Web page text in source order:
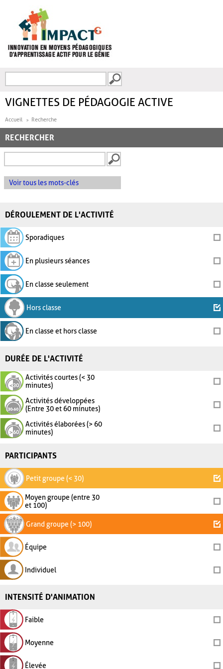
FORMULAIRE DE
VIGNETTES DE PÉDAGOGIE ACTIVE
Accueil Recherche
RECHERCHER
Voir tous les mots-clés
DÉROULEMENT DE L'ACTIVITÉ
Sporadiques
En plusieurs séances
En classe seulement
Hors classe
En classe et hors classe
DURÉE DE L'ACTIVITÉ
Activités courtes (< 30
minutes)
Activités développées
(Entre 30 et 60 minutes)
Activités élaborées (> 60
minutes)
PARTICIPANTS
Petit groupe (< 30)
Moyen groupe (entre 30
et 100)
Grand groupe (> 100)
Équipe
Individuel
INTENSITÉ D'ANIMATION
Faible
Moyenne
Élevée